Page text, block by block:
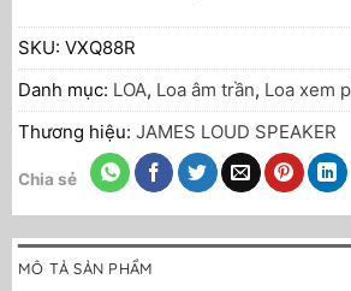
SKU: VXQ88R
Danh mục: LOA, Loa âm trần, Loa xem
Thương hiệu: JAMES LOUD SPEAKER
Chia sẻ
MÔ TẢ SẢN PHẨM